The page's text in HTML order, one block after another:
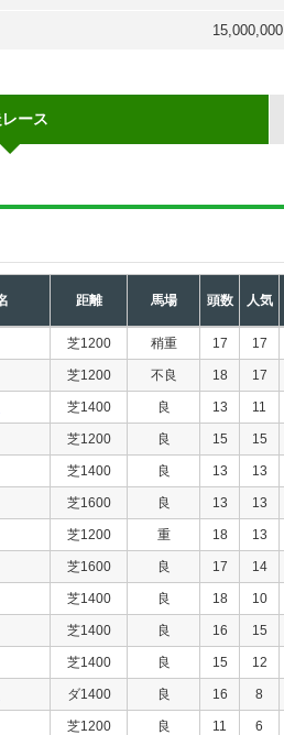
15,000,000
ース
距離 馬場 頭数 人気
芝1200 稍重 17 17
芝1200 不良 18 17
芝1400 良 13 11
芝1200 良 15 15
芝1400 良 13 13
芝1600 良 13 13
芝1200 重 18 13
芝1600 良 17 14
芝1400 良 18 10
芝1400 良 16 15
芝1400 良 15 12
ダ1400 良 16 8
芝1200 良 11 6